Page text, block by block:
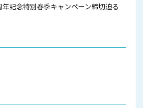
年記念特別春季キャンペーン締切迫る